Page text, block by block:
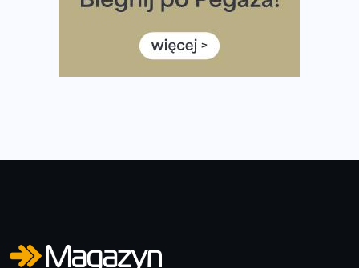
Rozbiegany Olsztyn szykuje się na weekend z
Już w tę sobotę 35. Bieg Powstania Warszawskiego.
Wystartuje rekordowa liczba uczestników